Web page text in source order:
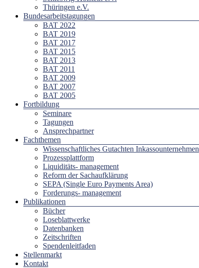
Thüringen e.V.
Bundesarbeitstagungen
BAT 2022
BAT 2019
BAT 2017
BAT 2015
BAT 2013
BAT 2011
BAT 2009
BAT 2007
BAT 2005
Fortbildung
Seminare
Tagungen
Ansprechpartner
Fachthemen
Wissenschaftliches Gutachten Inkassounternehmen
Prozessplattform
Liquiditäts- management
Reform der Sachaufklärung
SEPA (Single Euro Payments Area)
Forderungs- management
Publikationen
Bücher
Loseblattwerke
Datenbanken
Zeitschriften
Spendenleitfaden
Stellenmarkt
Kontakt